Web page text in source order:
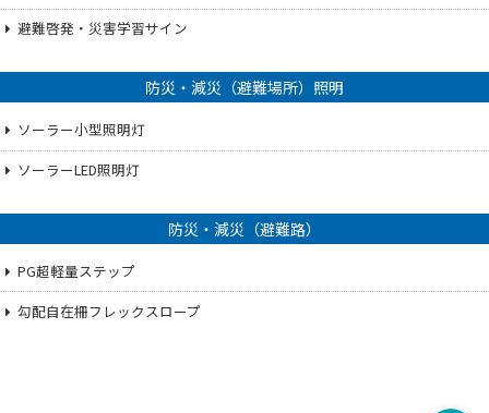
避難啓発・災害学習サイン
防災・減災（避難場所）照明
ソーラー小型照明灯
ソーラーLED照明灯
防災・減災（避難路）
PG超軽量ステップ
勾配自在柵フレックスロープ